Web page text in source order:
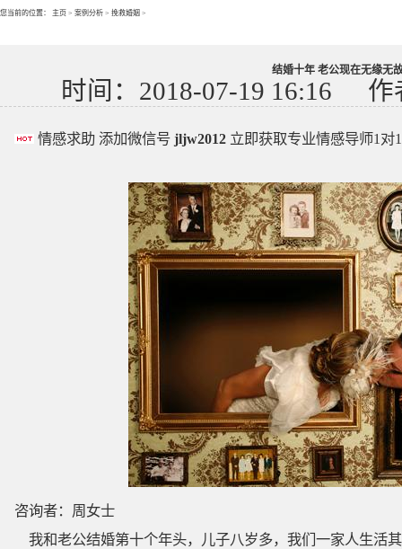
您当前的位置： 主页 > 案例分析 > 挽救婚姻 >
结婚十年 老公现在无缘无
时间：2018-07-19 16:16 作
情感求助 添加微信号 jljw2012 立即获取专业情感导师1对
咨询者：周女士
我和老公结婚第十个年头，儿子八岁多，我们一家人生活